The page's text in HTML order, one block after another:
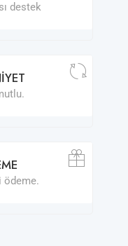
destek
ödeme.